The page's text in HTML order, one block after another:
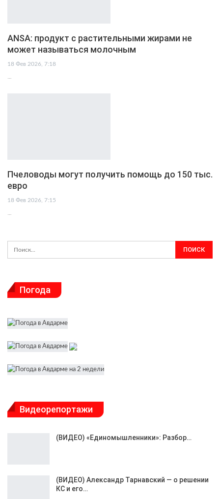
ANSA: продукт с растительными жирами не
может называться молочным
18 Фев 2026, 7:18
…
Пчеловоды могут получить помощь до 150 тыс.
евро
18 Фев 2026, 7:15
Погода
Видеорепортажи
(ВИДЕО) «Единомышленники»: Разбор…
(ВИДЕО) Александр Тарнавский — о решении
КС и его…